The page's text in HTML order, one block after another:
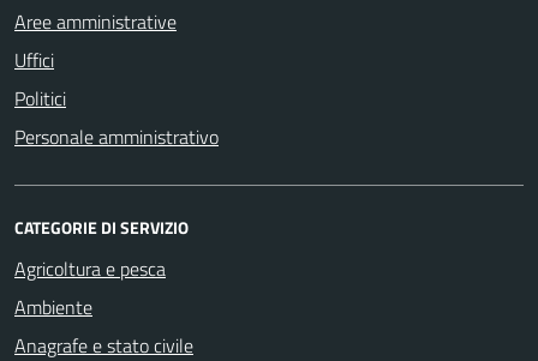
Aree amministrative
Uffici
Politici
Personale amministrativo
CATEGORIE DI SERVIZIO
Agricoltura e pesca
Ambiente
Anagrafe e stato civile